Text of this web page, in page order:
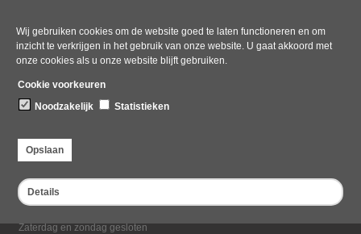
Wij gebruiken cookies om de website goed te laten functioneren en om
inzicht te verkrijgen in het gebruik van onze website. U gaat akkoord met
onze cookies als u onze website blijft gebruiken.
Cookie voorkeuren
Noodzakelijk
Statistieken
Opslaan
Details
Bezoekadres
Dampten 2, 1624 NR Hoorn
Postbus 2095, 1620 EB Hoorn
Openingstijden kantoor
Maandag tot en met vrijdag*
van 08:00 tot 16:30
Zaterdag en zondag gesloten